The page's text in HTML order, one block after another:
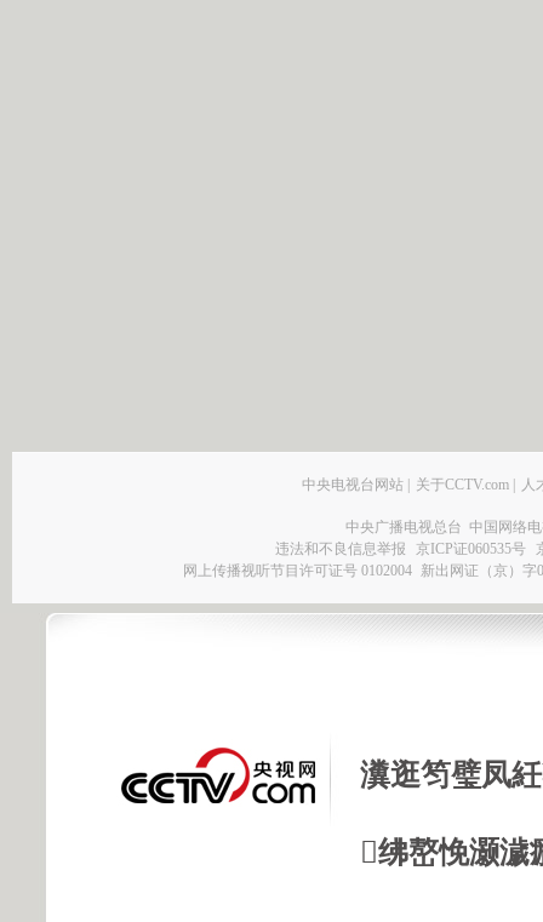
中央电视台网站 | 关于CCTV.com | 人
中央广播电视总台 中国网络
违法和不良信息举报
京ICP证060535号
网上传播视听节目许可证号 0102004 新出网证（京）
瀵逛笉璧凤
绋嶅悗灏